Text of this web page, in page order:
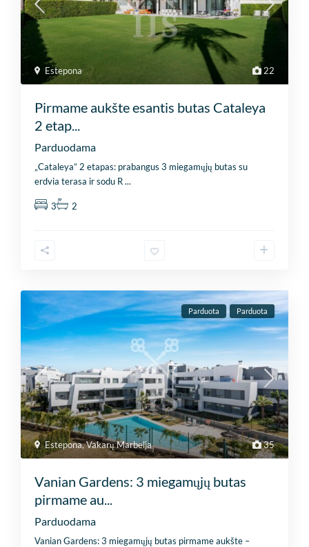
22
Estepona
Pirmame aukšte esantis butas Cataleya
2 etap...
Parduodama
„Cataleya” 2 etapas: prabangus 3 miegamųjų butas su
erdvia terasa ir sodu R...
3 2
35
Estepona,Vakarų Marbelja
Parduota Parduota
Vanian Gardens: 3 miegamųjų butas
pirmame au...
Parduodama
Vanian Gardens: 3 miegamųjų butas pirmame aukšte –